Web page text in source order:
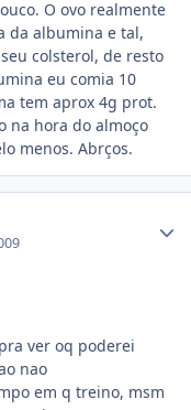
O ovo realmente
da albumina e tal,
colsterol, de resto
eu comia 10
tem aprox 4g prot.
na hora do almoço
menos. Abrços.
ver oq poderei
nao
em q treino, msm